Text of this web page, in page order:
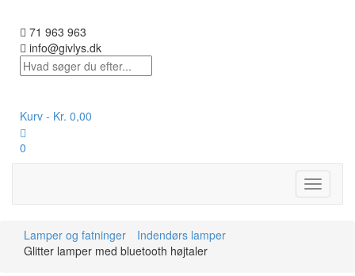
71 963 963
info@givlys.dk
Kurv - Kr. 0,00
0
Toggle
Lamper og fatninger
Indendørs lamper
Glitter lamper med bluetooth højtaler